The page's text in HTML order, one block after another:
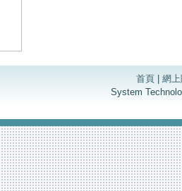
首頁| 網
System